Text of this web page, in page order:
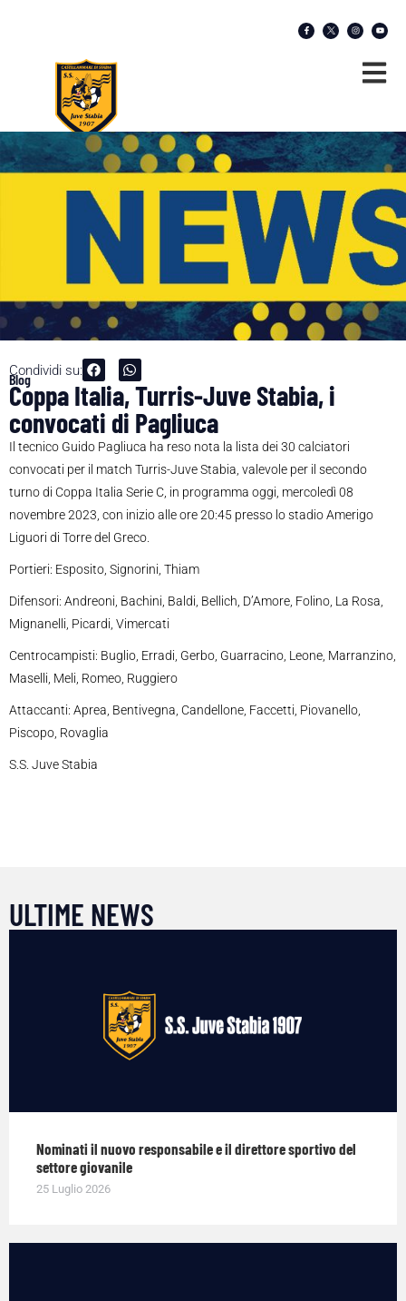
Condividi su:
Blog
Coppa Italia, Turris-Juve Stabia, i
convocati di Pagliuca
Il tecnico Guido Pagliuca ha reso nota la lista dei 30 calciatori
convocati per il match Turris-Juve Stabia, valevole per il secondo
turno di Coppa Italia Serie C, in programma oggi, mercoledì 08
novembre 2023, con inizio alle ore 20:45 presso lo stadio Amerigo
Liguori di Torre del Greco.
Portieri: Esposito, Signorini, Thiam
Difensori: Andreoni, Bachini, Baldi, Bellich, D’Amore, Folino, La Rosa,
Mignanelli, Picardi, Vimercati
Centrocampisti: Buglio, Erradi, Gerbo, Guarracino, Leone, Marranzino,
Maselli, Meli, Romeo, Ruggiero
Attaccanti: Aprea, Bentivegna, Candellone, Faccetti, Piovanello,
Piscopo, Rovaglia
S.S. Juve Stabia
ULTIME NEWS
Nominati il nuovo responsabile e il direttore sportivo del
settore giovanile
25 Luglio 2026